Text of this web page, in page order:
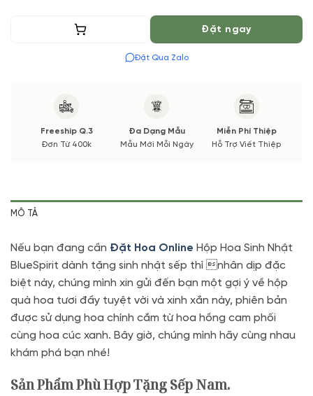
đảm bảo phong cách cắm, tone màu sắc.
Nếu có thay đổi về Hoa phụ và thời gian giao sẽ được thông
Thêm vào giỏ Đặt ngay
Đặt Qua Zalo
Freeship Q.3
Đơn Từ 400k
Đa Dạng Mẫu
Mẫu Mới Mỗi Ngày
Miễn Phí Thiệp
Hỗ Trợ Viết Thiệp
MÔ TẢ
Nếu bạn đang cần Đặt Hoa Online Hộp Hoa Sinh Nhật
BlueSpirit dành tặng sinh nhật sếp thì nhân dịp đặc
biệt này, chúng mình xin gửi đến bạn một gợi ý về hộp
quà hoa tươi đầy tuyệt vời và xinh xắn này, phiên bản
được sử dụng hoa chính cắm từ hoa hồng cam phối
cùng hoa cúc xanh. Bây giờ, chúng mình hãy cùng nhau
khám phá bạn nhé!
Sản Phẩm Phù Hợp Tặng Sếp Nam.